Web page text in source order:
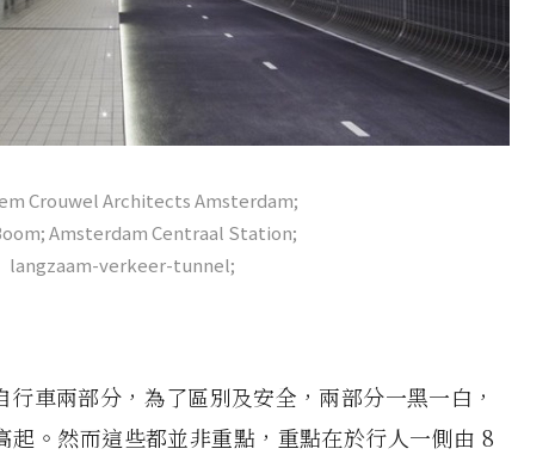
Crouwel Architects Amsterdam;
Amsterdam Centraal Station;
langzaam-verkeer-tunnel;
行車兩部分，為了區別及安全，兩部分一黑一白，
起。然而這些都並非重點，重點在於行人一側由 8